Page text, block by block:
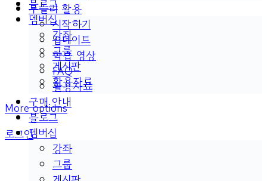
블로그
멤버십
강좌
그룹
게시판
활용자료
More options
로그인
두들리 활용
시작하기
업데이트
학습 영상
FAQ
활용자료
구매 안내
블로그
멤버십
강좌
그룹